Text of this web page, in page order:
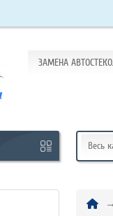
ЗАМЕНА
Весь